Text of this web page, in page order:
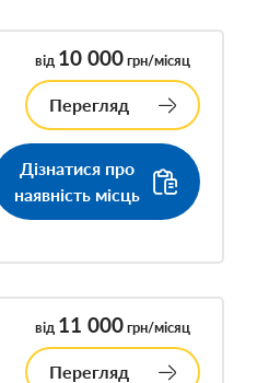
від 10 000грн/місяц
Перегляд
Дізнатися про
наявність місць
від 11 000грн/місяц
Перегляд